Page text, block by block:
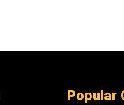
Popular